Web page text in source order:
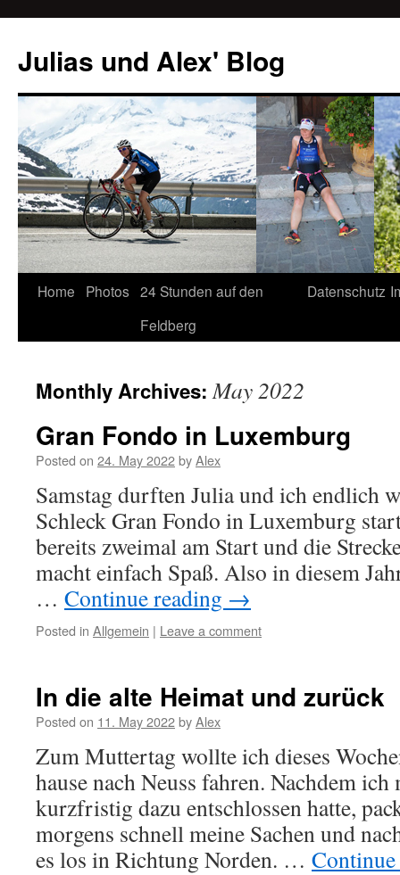
Julias und Alex' Blog
Skip
Home Photos 24 Stunden auf den
Feldberg
Datenschutz
Monthly Archives:May 2022
Gran Fondo in Luxemburg
Posted on 24. May 2022byAlex
Samstag durften Julia und ich endlich
Schleck Gran Fondo in Luxemburg
bereits zweimal am Start und die
macht einfach Spaß. Also in diesem
… Continue reading →
Posted in Allgemein | Leave a comment
In die alte Heimat und zurück
Posted on 11. May 2022byAlex
Zum Muttertag wollte ich dieses
hause nach Neuss fahren. Nachdem
kurzfristig dazu entschlossen hatte,
morgens schnell meine Sachen und
es los in Richtung Norden. …